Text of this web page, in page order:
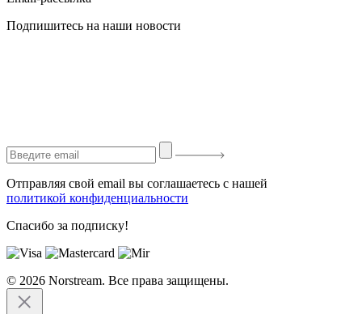
Подпишитесь на наши новости
Отправляя свой email вы соглашаетесь с нашей
политикой конфиденциальности
Спасибо за подписку!
© 2026 Norstream. Все права защищены.